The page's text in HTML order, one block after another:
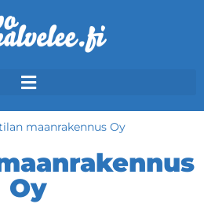
maanrakennus Oy
Oy